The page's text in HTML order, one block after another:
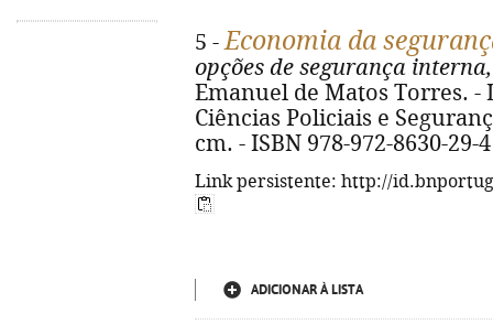
5 -Economia da
opções de segurança
Emanuel de Matos Torres.
Ciências Policiais e
cm. - ISBN 978-972-8630-29-4
Link persistente: http://
ADICIONAR À LISTA